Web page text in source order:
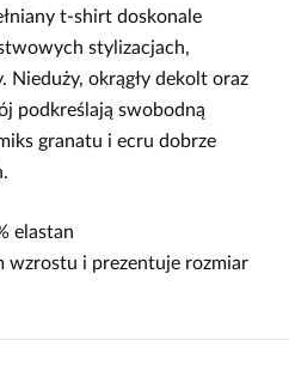
t-shirt doskonale
stylizacjach,
Nieduży, okrągły dekolt oraz
podkreślają swobodną
granatu i ecru dobrze
elastan
wzrostu i prezentuje rozmiar